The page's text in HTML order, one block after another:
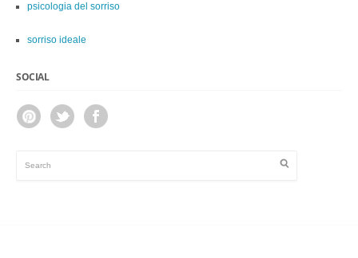
psicologia del sorriso
sorriso ideale
SOCIAL